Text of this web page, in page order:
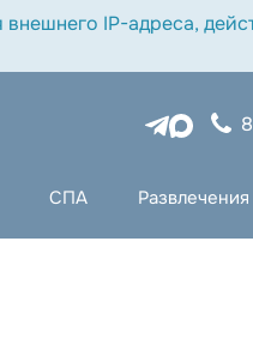
IP-адреса,
СПА Развлечения